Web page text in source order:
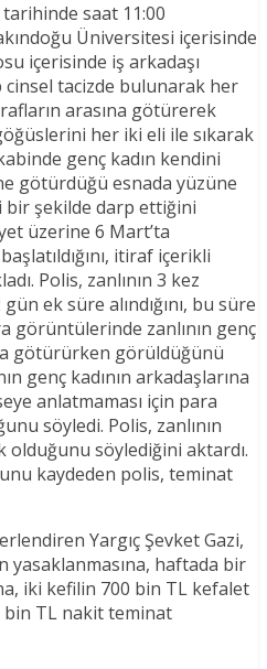
tarihinde saat 11:00
Üniversitesi içerisinde
içerisinde iş arkadaşı
cinsel tacizde bulunarak her
arasına götürerek
her iki eli ile sıkarak
genç kadın kendini
götürdüğü esnada yüzüne
bir şekilde darp ettiğini
üzerine 6 Mart’ta
itiraf içerikli
Polis, zanlının 3 kez
ek süre alındığını, bu süre
görüntülerinde zanlının genç
götürürken görüldüğünü
genç kadının arkadaşlarına
anlatmaması için para
söyledi. Polis, zanlının
olduğunu söylediğini aktardı.
kaydeden polis, teminat
Yargıç Şevket Gazi,
yasaklanmasına, haftada bir
iki kefilin 700 bin TL kefalet
bin TL nakit teminat